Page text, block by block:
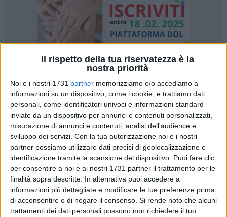
Il rispetto della tua riservatezza è la
nostra priorità
Noi e i nostri 1731 partner memorizziamo e/o accediamo a
informazioni su un dispositivo, come i cookie, e trattiamo dati
personali, come identificatori univoci e informazioni standard
inviate da un dispositivo per annunci e contenuti personalizzati,
misurazione di annunci e contenuti, analisi dell'audience e
sviluppo dei servizi. Con la tua autorizzazione noi e i nostri
partner possiamo utilizzare dati precisi di geolocalizzazione e
identificazione tramite la scansione del dispositivo. Puoi fare clic
per consentire a noi e ai nostri 1731 partner il trattamento per le
finalità sopra descritte. In alternativa puoi accedere a
informazioni più dettagliate e modificare le tue preferenze prima
di acconsentire o di negare il consenso. Si rende noto che alcuni
trattamenti dei dati personali possono non richiedere il tuo
Torna nella rosa della Diaz per la stagione 24-25 Tonio Di
Benedetto, il trentacinquenne biscegliese è ritornato nella
sua città natale e nella Diaz dopo un periodo nelle Aquile
Molfetta.
«Scegliere la Diaz è stato semplice - racconta Tonio - perché